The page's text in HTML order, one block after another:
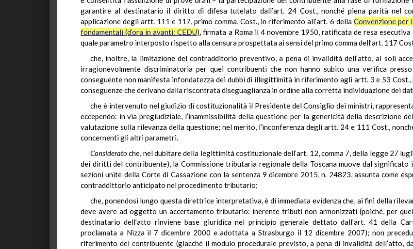
garantire al destinatario il diritto di difesa tutelato dall’art. 24 Cost., nonché piena parità nel
applicazione degli artt. 111 e 117, primo comma, Cost., in riferimento all’art. 6 della Convenzione per
fondamentali (d’ora in avanti: CEDU), firmata a Roma il 4 novembre 1950, ratificata de resa
quale parametro interposto rispetto alla censura prospettata ai sensi del primo comma dell’art. 117
che, inoltre, la limitazione del contradditorio preventivo, a pena di invalidità dell’atto, ai soli
irragionevolmente discriminatoria per quei contribuenti che non hanno subito una verifica
conseguente non manifesta infondatezza dei dubbi di illegittimità in riferimento agli artt. 3 e 53
conseguenze che derivano dalla riscontrata diseguaglianza in ordine alla corretta individuazione dei
che è intervenuto nel giudizio di costituzionalità il Presidente del Consiglio dei ministri,
eccependo: in via pregiudiziale, l’inammissibilità della questione per la genericità della descrizione
valutazione sulla rilevanza della questione; nel merito, l’inconferenza degli artt. 24 e 111 Cost.,
concernenti gli altri parametri.
Consideratoche, nel dubitare della legittimità costituzionale dell’art. 12, comma 7, della legge 27
dei diritti del contribuente), la Commissione tributaria regionale della Toscana muove dal
sezioni unite della Corte di Cassazione con la sentenza 9 dicembre 2015, n. 24823, assunta come
contraddittorio anticipato nel procedimento tributario;
che, ponendosi lungo questa direttrice interpretativa, è di immediata evidenza che, ai fini della
deve avere ad oggetto un accertamento tributario: inerente tributi non armonizzati (poiché, per
destinatario dell’atto rinviene base giuridica nel principio generale dettato dall’art. 41 della
proclamata a Nizza il 7 dicembre 2000 e adottata a Strasburgo il 12 dicembre 2007); non
riferimento del contribuente (giacché il modulo procedurale previsto, a pena di invalidità dell’atto,